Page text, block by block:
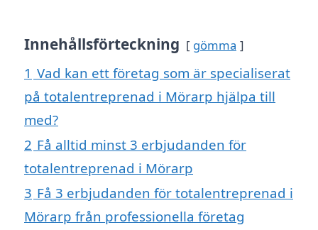
Innehållsförteckning gömma
1 Vad kan ett företag som är specialiserat
på totalentreprenad i Mörarp hjälpa till
med?
2 Få alltid minst 3 erbjudanden för
totalentreprenad i Mörarp
3 Få 3 erbjudanden för totalentreprenad i
Mörarp från professionella företag